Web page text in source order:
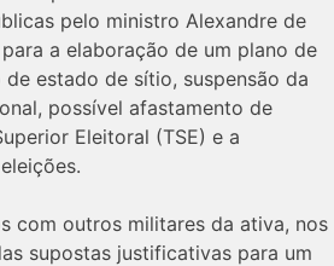
pelo ministro Alexandre de
a elaboração de um plano de
estado de sítio, suspensão da
possível afastamento de
Eleitoral (TSE) e a
com outros militares da ativa, nos
supostas justificativas para um